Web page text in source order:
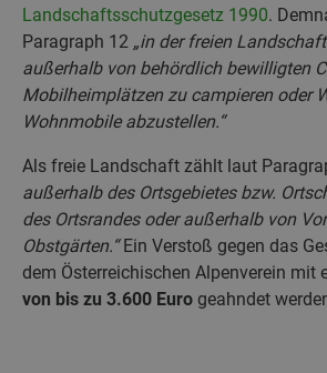
Landschaftsschutzgesetz 1990.
Paragraph 12 „in der freien Landschaft
außerhalb von behördlich bewilligten
Mobilheimplätzen zu campieren oder
Wohnmobile abzustellen.“
Als freie Landschaft zählt laut
außerhalb des Ortsgebietes bzw.
des Ortsrandes oder außerhalb von
Obstgärten.“Ein Verstoß gegen das
dem Österreichischen Alpenverein mit
von bis zu 3.600 Euro geahndet